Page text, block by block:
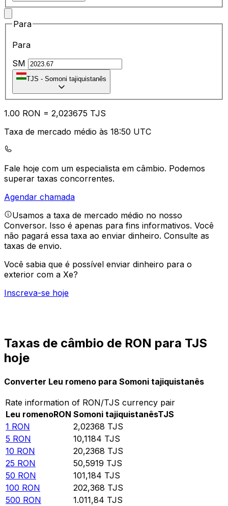
Para
Para
SM
TJS - Somoni tajiquistanês
1.00 RON = 2,023675 TJS
Taxa de mercado médio às 18:50 UTC
Fale hoje com um especialista em câmbio. Podemos
superar taxas concorrentes.
Agendar chamada
Usamos a taxa de mercado médio no nosso
Conversor. Isso é apenas para fins informativos. Você
não pagará essa taxa ao enviar dinheiro. Consulte as
taxas de envio.
Você sabia que é possível enviar dinheiro para o
exterior com a Xe?
Inscreva-se hoje
Taxas de câmbio de RON para TJS
hoje
Converter Leu romeno para Somoni tajiquistanês
Rate information of RON/TJS currency pair
Leu romenoRON Somoni tajiquistanêsTJS
1 RON 2,02368 TJS
5 RON 10,1184 TJS
10 RON 20,2368 TJS
25 RON 50,5919 TJS
50 RON 101,184 TJS
100 RON 202,368 TJS
500 RON 1.011,84 TJS